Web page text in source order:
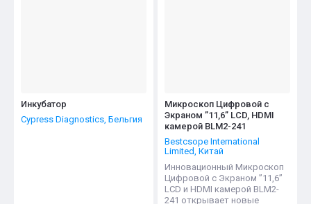
Инкубатор
Cypress Diagnostics, Бельгия
Микроскоп Цифровой с
Экраном ”11,6” LCD, HDMI
камерой BLM2-241
Bestcsope International
Limited, Китай
Инновационный Микроскоп
Цифровой с Экраном ”11,6”
LCD и HDMI камерой BLM2-
241 открывает новые